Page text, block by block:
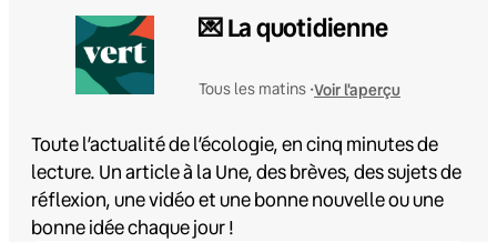
💌 La quotidienne
Tous les matins •Voir l'aperçu
Toute l’actualité de l’écologie, en cinq minutes de
lecture. Un article à la Une, des brèves, des sujets de
réflexion, une vidéo et une bonne nouvelle ou une
bonne idée chaque jour !